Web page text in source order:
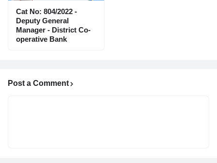
Cat No: 804/2022 -
Deputy General
Manager - District Co-
operative Bank
Post a Comment